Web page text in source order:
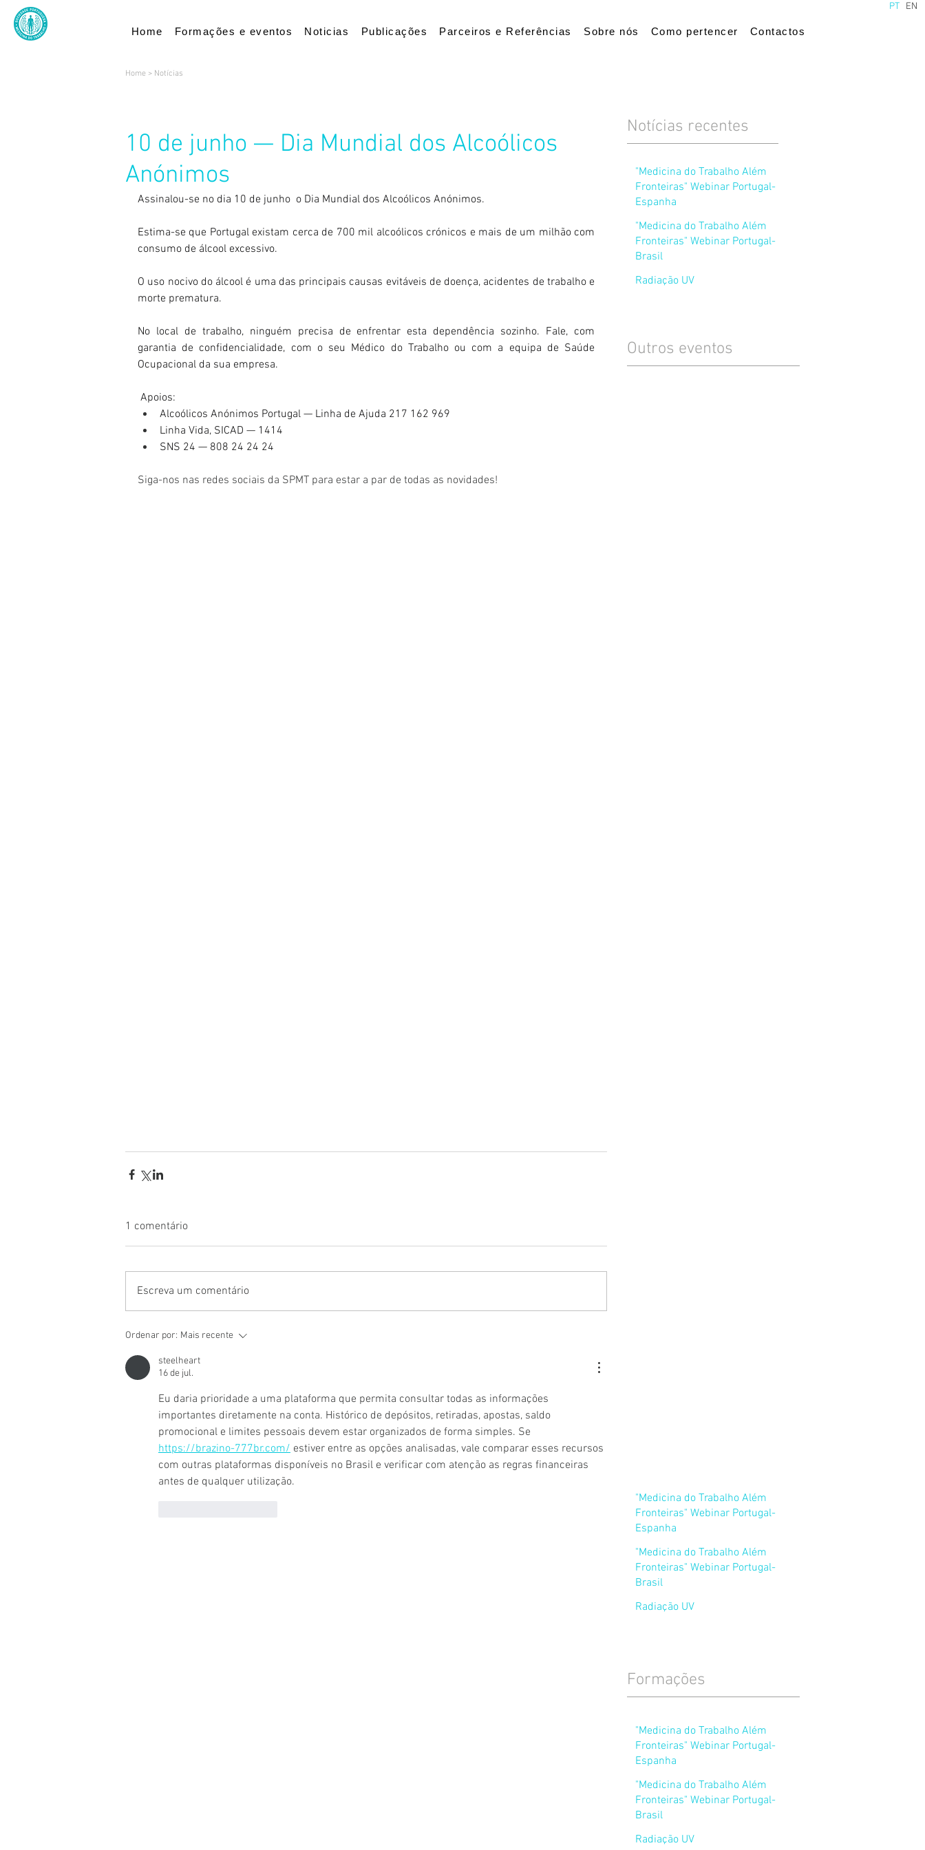
PT EN
Home Formações e eventos Noticias Publicações Parceiros e Referências Sobre nós Como pertencer Contactos
Home > Notícias
10 de junho — Dia Mundial dos Alcoólicos
Anónimos
Assinalou-se no dia 10 de junho  o Dia Mundial dos Alcoólicos Anónimos.
Estima-se que Portugal existam cerca de 700 mil alcoólicos crónicos e mais de um milhão com
consumo de álcool excessivo.
O uso nocivo do álcool é uma das principais causas evitáveis de doença, acidentes de trabalho e
morte prematura.
No local de trabalho, ninguém precisa de enfrentar esta dependência sozinho. Fale, com
garantia de confidencialidade, com o seu Médico do Trabalho ou com a equipa de Saúde
Ocupacional da sua empresa.
Apoios:
Alcoólicos Anónimos Portugal — Linha de Ajuda 217 162 969
Linha Vida, SICAD — 1414
SNS 24 — 808 24 24 24
Siga-nos nas redes sociais da SPMT para estar a par de todas as novidades!
1 comentário
Escreva um comentário
Ordenar por: Mais recente
steelheart
16 de jul.
Eu daria prioridade a uma plataforma que permita consultar todas as informações
importantes diretamente na conta. Histórico de depósitos, retiradas, apostas, saldo
promocional e limites pessoais devem estar organizados de forma simples. Se
https://brazino-777br.com/ estiver entre as opções analisadas, vale comparar esses recursos
com outras plataformas disponíveis no Brasil e verificar com atenção as regras financeiras
antes de qualquer utilização.
Notícias recentes
"Medicina do Trabalho Além
Fronteiras" Webinar Portugal-
Espanha
"Medicina do Trabalho Além
Fronteiras" Webinar Portugal-
Brasil
Radiação UV
Outros eventos
"Medicina do Trabalho Além
Fronteiras" Webinar Portugal-
Espanha
"Medicina do Trabalho Além
Fronteiras" Webinar Portugal-
Brasil
Radiação UV
Formações
"Medicina do Trabalho Além
Fronteiras" Webinar Portugal-
Espanha
"Medicina do Trabalho Além
Fronteiras" Webinar Portugal-
Brasil
Radiação UV